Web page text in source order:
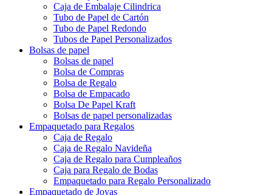
Caja de Embalaje Cilindrica
Tubo de Papel de Cartón
Tubo de Papel Redondo
Tubos de Papel Personalizados
Bolsas de papel
Bolsas de papel
Bolsa de Compras
Bolsa de Regalo
Bolsa de Empacado
Bolsa De Papel Kraft
Bolsas de papel personalizadas
Empaquetado para Regalos
Caja de Regalo
Caja de Regalo Navideña
Caja de Regalo para Cumpleaños
Caja para Regalo de Bodas
Empaquetado para Regalo Personalizado
Empaquetado de Joyas